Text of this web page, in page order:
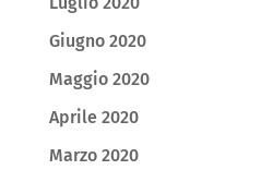
Giugno 2020
Maggio 2020
Aprile 2020
Marzo 2020